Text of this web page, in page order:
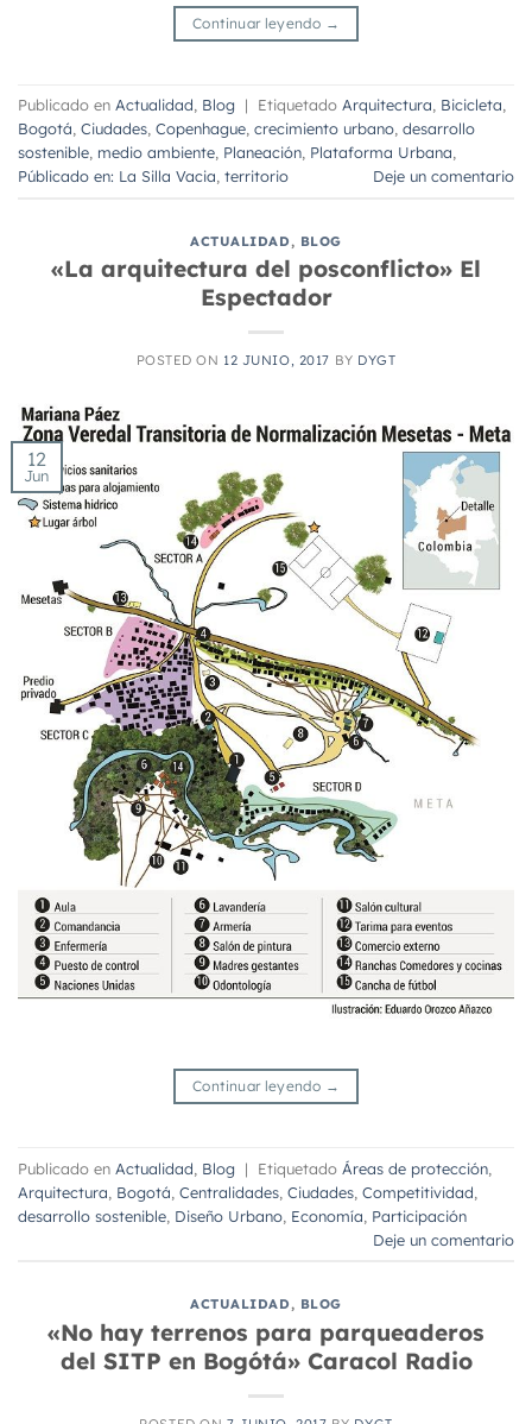
Continuar leyendo →
Publicado en Actualidad Blog | Etiquetado Arquitectura Bicicleta
Bogotá Ciudades Copenhague crecimiento urbano desarrollo
sostenible medio ambiente Planeación Plataforma Urbana
Públicado en: La Silla Vacia territorio Deje un comentario
ACTUALIDAD , BLOG
«La arquitectura del posconflicto» El
Espectador
POSTED ON 12 JUNIO, 2017 BY DYGT
12
Jun
Continuar leyendo →
Publicado en Actualidad Blog | Etiquetado Áreas de protección
Arquitectura Bogotá Centralidades Ciudades Competitividad
desarrollo sostenible Diseño Urbano Economía Participación
Deje un comentario
ACTUALIDAD, BLOG
«No hay terrenos para parqueaderos
del SITP en Bogótá» Caracol Radio